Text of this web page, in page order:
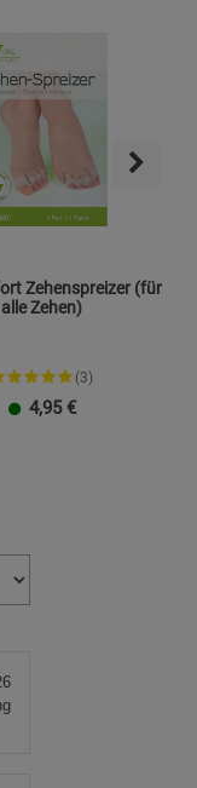
Zehenspreizer (für
alle Zehen)
(3)
4,95 €